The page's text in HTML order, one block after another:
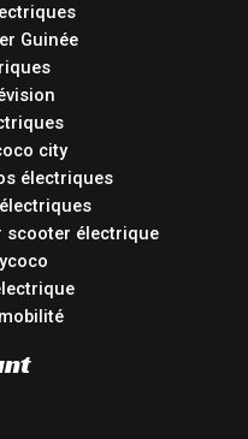
Guinée
city
électriques
scooter électrique